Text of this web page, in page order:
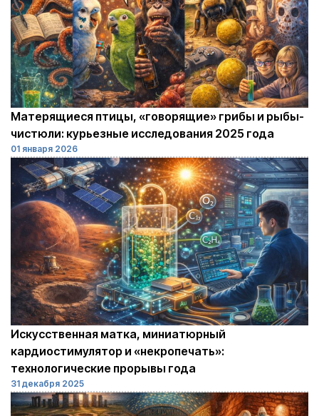
01 января 2026
Матерящиеся птицы, «говорящие» грибы и рыбы-
чистюли: курьезные исследования 2025 года
31 декабря 2025
Искусственная матка, миниатюрный
кардиостимулятор и «некропечать»:
технологические прорывы года